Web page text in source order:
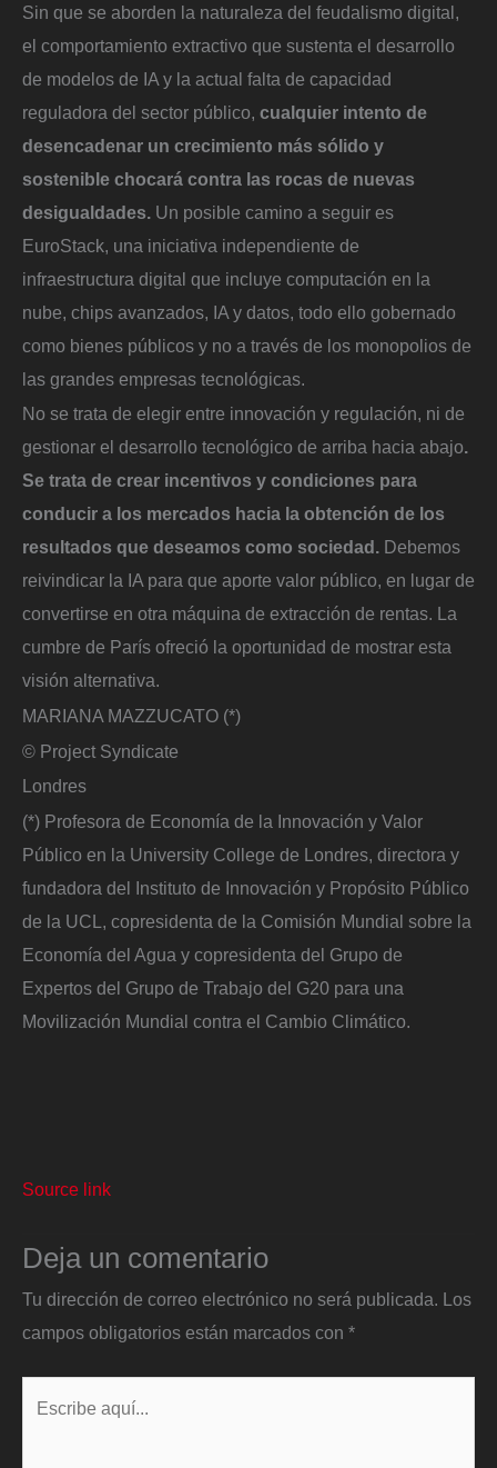
Sin que se aborden la naturaleza del feudalismo digital,
el comportamiento extractivo que sustenta el desarrollo
de modelos de IA y la actual falta de capacidad
reguladora del sector público, cualquier intento de
desencadenar un crecimiento más sólido y
sostenible chocará contra las rocas de nuevas
desigualdades. Un posible camino a seguir es
EuroStack, una iniciativa independiente de
infraestructura digital que incluye computación en la
nube, chips avanzados, IA y datos, todo ello gobernado
como bienes públicos y no a través de los monopolios de
las grandes empresas tecnológicas.
No se trata de elegir entre innovación y regulación, ni de
gestionar el desarrollo tecnológico de arriba hacia abajo.
Se trata de crear incentivos y condiciones para
conducir a los mercados hacia la obtención de los
resultados que deseamos como sociedad. Debemos
reivindicar la IA para que aporte valor público, en lugar de
convertirse en otra máquina de extracción de rentas. La
cumbre de París ofreció la oportunidad de mostrar esta
visión alternativa.
MARIANA MAZZUCATO (*)
© Project Syndicate
Londres
(*) Profesora de Economía de la Innovación y Valor
Público en la University College de Londres, directora y
fundadora del Instituto de Innovación y Propósito Público
de la UCL, copresidenta de la Comisión Mundial sobre la
Economía del Agua y copresidenta del Grupo de
Expertos del Grupo de Trabajo del G20 para una
Movilización Mundial contra el Cambio Climático.
Source link
Deja un comentario
Tu dirección de correo electrónico no será publicada. Los
campos obligatorios están marcados con *